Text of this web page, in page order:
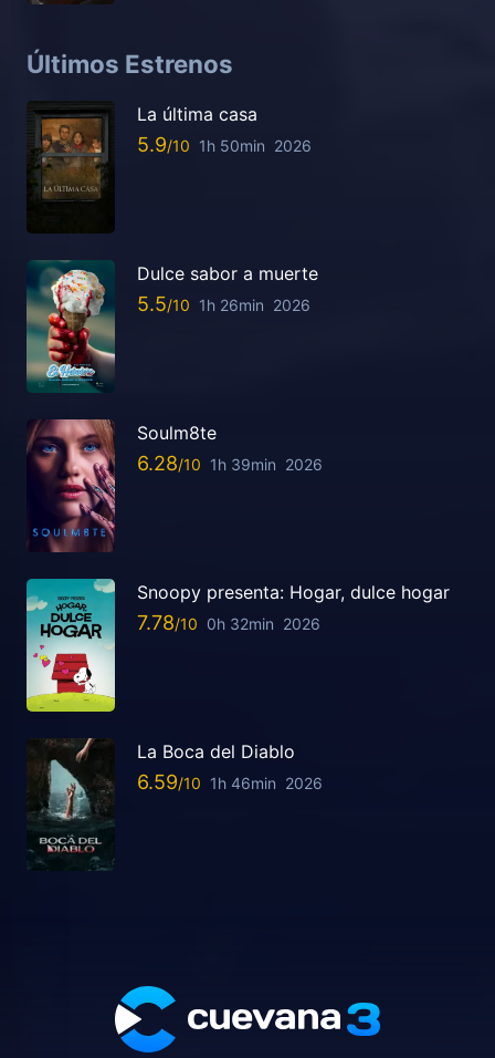
Últimos Estrenos
La última casa
5.9 1h 50min 2026
Dulce sabor a muerte
5.5 1h 26min 2026
Soulm8te
6.28 1h 39min 2026
Snoopy presenta: Hogar, dulce hogar
7.78 0h 32min 2026
La Boca del Diablo
6.59 1h 46min 2026